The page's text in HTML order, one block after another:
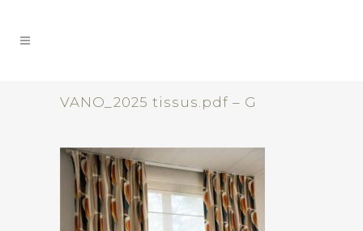
VANO_2025 tissus.pdf – G